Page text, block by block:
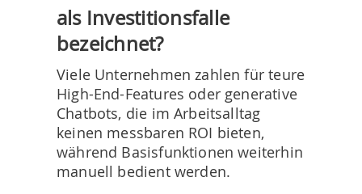
als Investitionsfalle
bezeichnet?
Viele Unternehmen zahlen für teure
High-End-Features oder generative
Chatbots, die im Arbeitsalltag
keinen messbaren ROI bieten,
während Basisfunktionen weiterhin
manuell bedient werden.